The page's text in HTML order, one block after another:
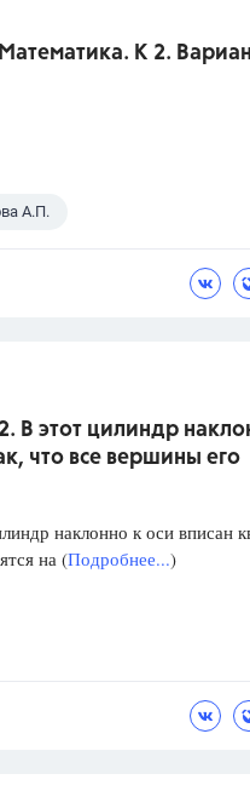
К 2.
А.П.
В этот цилиндр
что все вершины его
наклонно к оси вписан
на (Подробнее...)